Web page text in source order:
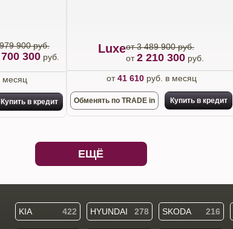
900 руб.
300 руб.
Купить в кредит
Luxeот 3 489 900 руб.
от2 210 300 руб.
от41 610руб. в месяц
Обменять по TRADE in Купить в кредит
ЕЩЁ
KIA 422 HYUNDAI 278 SKODA 216